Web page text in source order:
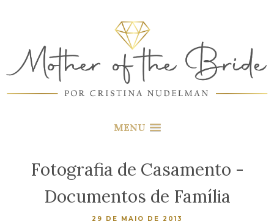
MENU
Fotografia de Casamento -
Documentos de Família
29 DE MAIO DE 2013